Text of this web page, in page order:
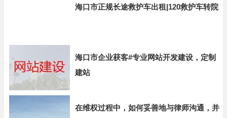
海口市正规长途救护车出租|120救护车转院
海口市企业获客#专业网站开发建设，定制
建站
在维权过程中，如何妥善地与律师沟通，并